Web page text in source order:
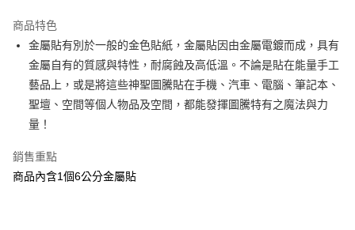
Apple Pay
街口支付
悠遊付
ATM付款
商品特色
金屬貼有別於一般的金色貼紙，金屬貼因由金屬電鍍而成，具有
金屬自有的質感與特性，耐腐蝕及高低溫。不論是貼在能量手工
藝品上，或是將這些神聖圖騰貼在手機、汽車、電腦、筆記本、
聖壇、空間等個人物品及空間，都能發揮圖騰特有之魔法與力
量！
銷售重點
商品內含1個6公分金屬貼